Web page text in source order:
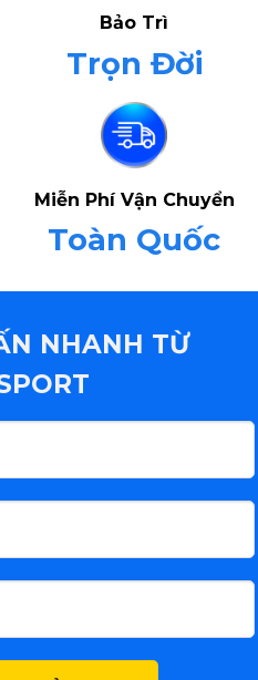
Bảo Trì
Trọn Đời
Miễn Phí Vận Chuyển
Toàn Quốc
NHANH TỪ